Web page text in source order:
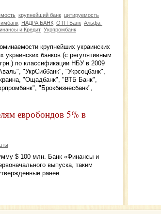
крупнейший банк цитируемость
НАДРА БАНК ОТП Банк Альфа-
и Кредит Укрпромбанк
крупнейших украинских
украинских банков (с регулятивным
по классификации НБУ в 2009
"УкрСиббанк", "Укрсоцбанк",
"Ощадбанк", "ВТБ Банк",
"Брокбизнесбанк",
евробондов 5% в
$ 100 млн. Банк «Финансы и
выпуска, таким
ранее.